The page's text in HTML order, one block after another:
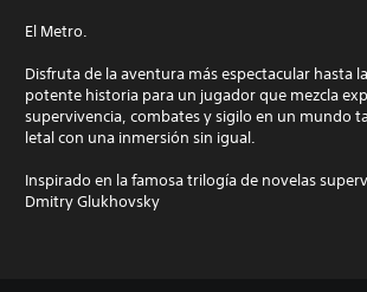
El Metro.
Disfruta de la aventura más espectacular hasta
potente historia para un jugador que mezcla
supervivencia, combates y sigilo en un mundo
letal con una inmersión sin igual.
Inspirado en la famosa trilogía de novelas
Dmitry Glukhovsky